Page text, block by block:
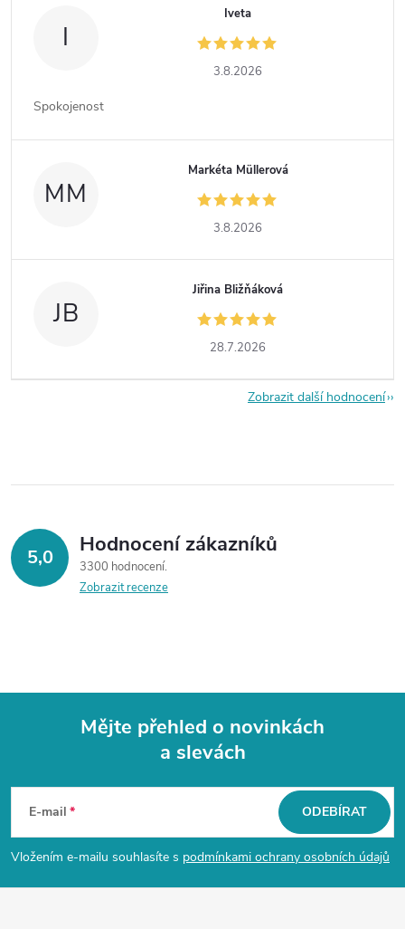
I
Iveta
3.8.2026
Spokojenost
MM
Markéta Müllerová
3.8.2026
JB
Jiřina Bližňáková
28.7.2026
Zobrazit další hodnocení
5,0 Hodnocení zákazníků
3300 hodnocení
Zobrazit recenze
p
a
Mějte přehled o novinkách
a slevách
E-mail
Vložením e-mailu souhlasíte s podmínkami ochrany osobních údajů
ODEBÍRAT